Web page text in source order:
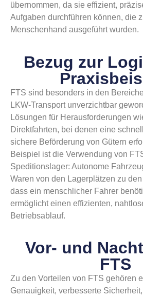
übernommen, da sie effizient,
Aufgaben durchführen können, die
Menschenhand ausgeführt wurden.
Bezug zur
FTS sind besonders in den
LKW-Transport unverzichtbar
Lösungen für Herausforderungen
Direktfahrten, bei denen eine
sichere Beförderung von Gütern
Beispiel ist die Verwendung von
Speditionslager: Autonome
Waren von den Lagerplätzen zu
dass ein menschlicher Fahrer
ermöglicht einen effizienten,
Betriebsablauf.
Vor- und
FTS
Zu den Vorteilen von FTS gehören
Genauigkeit, verbesserte